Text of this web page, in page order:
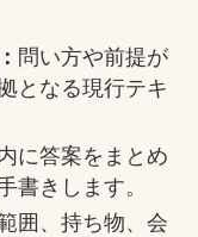
問い方や前提が
となる現行テキ
に答案をまとめ
書きします。
囲、持ち物、会